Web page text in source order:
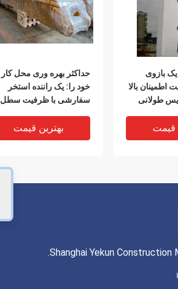
حداکثر بهره وری محل کار
خود را: یک راننده استخر
سفارشی با ظرفیت سطل
بهترین قیمت
بازوی
اطمینان بالا
طولانی
قیمت
Shanghai Yekun Construction